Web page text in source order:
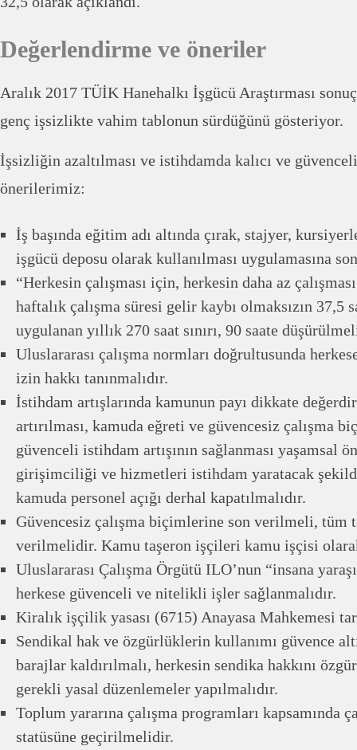
Değerlendirme ve öneriler
Aralık 2017 TÜİK Hanehalkı İşgücü Araştırması
genç işsizlikte vahim tablonun sürdüğünü gösteriyor.
İşsizliğin azaltılması ve istihdamda kalıcı ve
önerilerimiz:
İş başında eğitim adı altında çırak, stajyer,
işgücü deposu olarak kullanılması uygulamasına
“Herkesin çalışması için, herkesin daha az
haftalık çalışma süresi gelir kaybı olmaksızın 37,5
uygulanan yıllık 270 saat sınırı, 90 saate
Uluslararası çalışma normları doğrultusunda
izin hakkı tanınmalıdır.
İstihdam artışlarında kamunun payı dikkate
artırılması, kamuda eğreti ve güvencesiz çalışma
güvenceli istihdam artışının sağlanması yaşamsal
girişimciliği ve hizmetleri istihdam yaratacak
kamuda personel açığı derhal kapatılmalıdır.
Güvencesiz çalışma biçimlerine son verilmeli, tüm
verilmelidir. Kamu taşeron işçileri kamu işçisi
Uluslararası Çalışma Örgütü ILO’nun “insana
herkese güvenceli ve nitelikli işler sağlanmalıdır.
Kiralık işçilik yasası (6715) Anayasa Mahkemesi
Sendikal hak ve özgürlüklerin kullanımı güvence
barajlar kaldırılmalı, herkesin sendika hakkını
gerekli yasal düzenlemeler yapılmalıdır.
Toplum yararına çalışma programları kapsamında
statüsüne geçirilmelidir.